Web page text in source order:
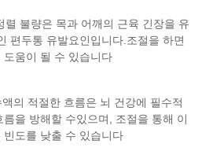
불량은 목과 어깨의 근육 긴장을 유
편두통 유발요인입니다.조절을 하면
움이 될 수 있습니다
의 적절한 흐름은 뇌 건강에 필수적
을 방해할 수있으며, 조절을 통해 이
도를 낮출 수 있습니다